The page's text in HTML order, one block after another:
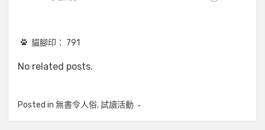
貓腳印： 791
No related posts.
Posted in 無書令人俗,試讀活動